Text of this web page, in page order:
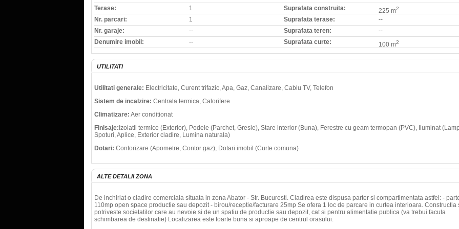
Terase:
1
Nr. parcari:
1
Nr. garaje:
--
Denumire imobil:
--
Suprafata construita:
225 m2
Suprafata terase:
--
Suprafata teren:
--
Suprafata curte:
100 m2
UTILITATI
Utilitati generale: Electricitate, Curent trifazic, Apa, Gaz, Canalizare, Cablu TV, Telefon
Sistem de incalzire: Centrala termica, Calorifere
Climatizare: Aer conditionat
Finisaje: Izolatii termice (Exterior), Podele (Parchet, Gresie), Stare interior (Buna), Ferestre cu geam termopan (PVC), Iluminat
Spoturi, Aplice, Exterior cladire, Lumina naturala)
Dotari: Contorizare (Apometre, Contor gaz), Dotari imobil (Curte comuna)
ALTE DETALII ZONA
De inchiriat o cladire comerciala situata in zona Abator - Str. Bucuresti. Cladirea este dispusa parter si compartimentata astfel: -
110mp open space productie sau depozit - birou/receptie/facturare 25mp Se ofera 1 loc de parcare in curtea interioara. Constructia
potriveste societatilor care au nevoie si de un spatiu de productie sau depozit, cat si pentru alimentatie publica (va trebui facuta
schimbarea de destinatie) Localizarea este foarte buna si aproape de centrul orasului.